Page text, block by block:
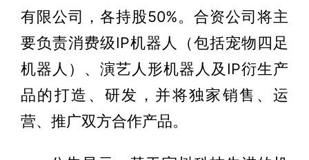
有限公司，各持股50%。合资公司将主
要负责消费级IP机器人（包括宠物四足
机器人）、演艺人形机器人及IP衍生产
品的打造、研发，并将独家销售、运
营、推广双方合作产品。